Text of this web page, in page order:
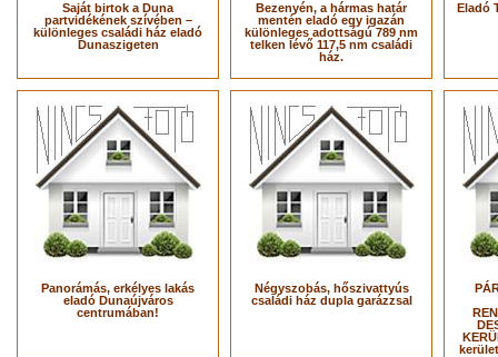
Saját birtok a Duna
partvidékének szívében –
különleges családi ház eladó
Dunaszigeten
Bezenyén, a hármas határ
mentén eladó egy igazán
különleges adottságú 789 nm
telken lévő 117,5 nm családi
ház.
Eladó
Panorámás, erkélyes lakás
eladó Dunaújváros
centrumában!
Négyszobás, hőszivattyús
családi ház dupla garázzsal